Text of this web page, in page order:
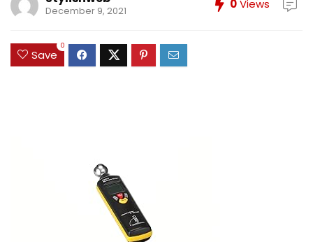
December 9, 2021 0Views
Save
0